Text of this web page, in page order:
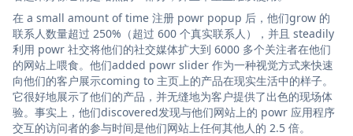
在 a small amount of time 注册 powr popup 后，他们grow 的
联系人数量超过 250%（超过 600 个真实联系人），并且 steadily
利用 powr 社交将他们的社交媒体扩大到 6000 多个关注者在他们
的网站上喂食。他们added powr slider 作为一种视觉方式来快速
向他们的客户展示coming to 主页上的产品在现实生活中的样子。
它很好地展示了他们的产品，并无缝地为客户提供了出色的现场体
验。事实上，他们discovered发现与他们网站上的 powr 应用程序
交互的访问者的参与时间是他们网站上任何其他人的 2.5 倍。